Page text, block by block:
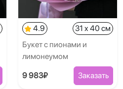
4.9
31 x 40 см
Букет с пионами и
лимонеумом
9 983₽ Заказать